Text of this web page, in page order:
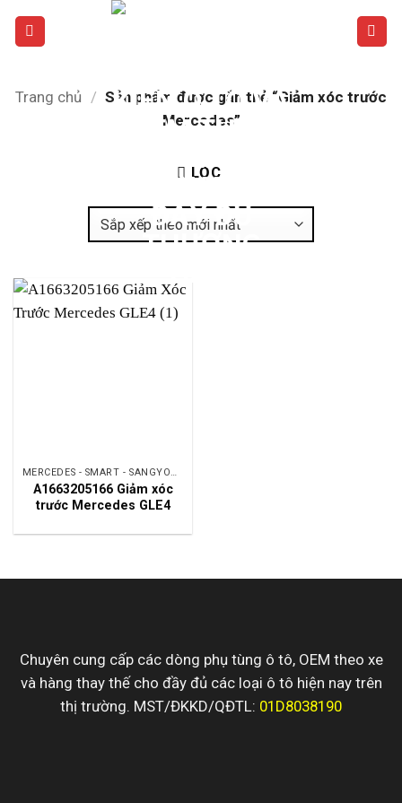
Trang chủ / Sản phẩm được gắn thẻ “Giảm xóc trước
Mercedes”
LỌC
MERCEDES - SMART - SANGYONG
A1663205166 Giảm xóc
trước Mercedes GLE4
Chuyên cung cấp các dòng phụ tùng ô tô, OEM theo xe
và hàng thay thế cho đầy đủ các loại ô tô hiện nay trên
thị trường. MST/ĐKKD/QĐTL: 01D8038190